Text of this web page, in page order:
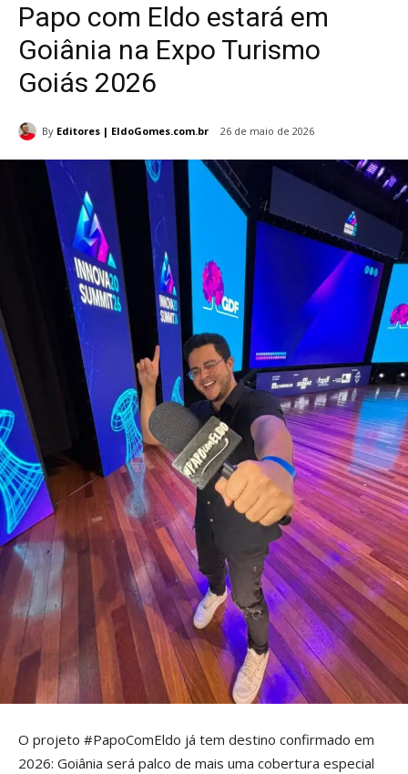
Papo com Eldo estará em
Goiânia na Expo Turismo
Goiás 2026
By Editores | EldoGomes.com.br 26 de maio de 2026
O projeto #PapoComEldo já tem destino confirmado em
2026: Goiânia será palco de mais uma cobertura especial